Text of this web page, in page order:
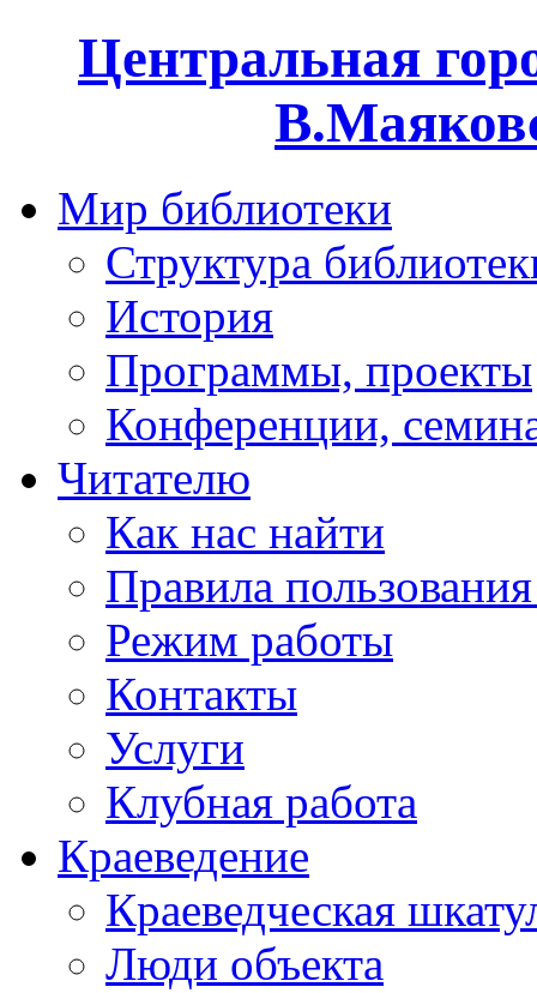
Центральная
Мир библиотеки
Структура
История
Программы, проекты
Конференции,
Читателю
Как нас найти
Правила
Режим работы
Контакты
Услуги
Клубная работа
Краеведение
Краеведческая
Люди объекта